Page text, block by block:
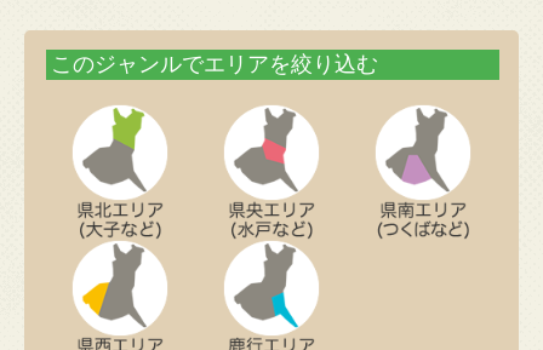
このジャンルでエリアを絞り込む